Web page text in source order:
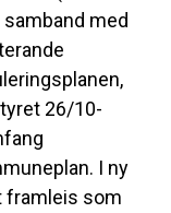
med
26/10-
I ny
framleis som